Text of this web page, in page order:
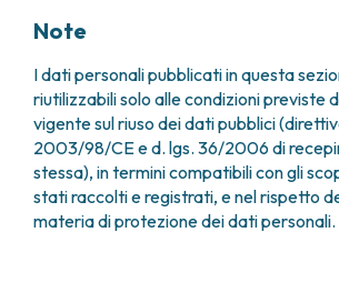
Note
I dati personali pubblicati in questa
riutilizzabili solo alle condizioni previste
vigente sul riuso dei dati pubblici
2003/98/CE e d. lgs. 36/2006 di
stessa), in termini compatibili con gli
stati raccolti e registrati, e nel rispetto
materia di protezione dei dati personali.